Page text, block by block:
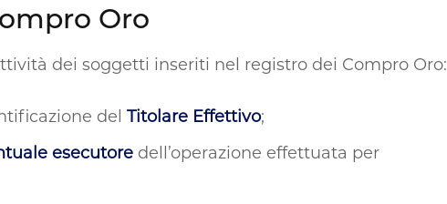
Oro
dei soggetti inseriti nel registro dei Compro Oro:
del Titolare Effettivo;
esecutore dell’operazione effettuata per